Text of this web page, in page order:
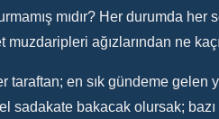
mıdır? Her durumda her
muzdaripleri ağızlarından ne
taraftan; en sık gündeme gelen
sadakate bakacak olursak;